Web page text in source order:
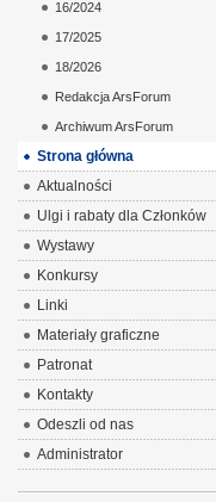
16/2024
17/2025
18/2026
Redakcja ArsForum
Archiwum ArsForum
Strona główna
Aktualności
Ulgi i rabaty dla Członków
Wystawy
Konkursy
Linki
Materiały graficzne
Patronat
Kontakty
Odeszli od nas
Administrator